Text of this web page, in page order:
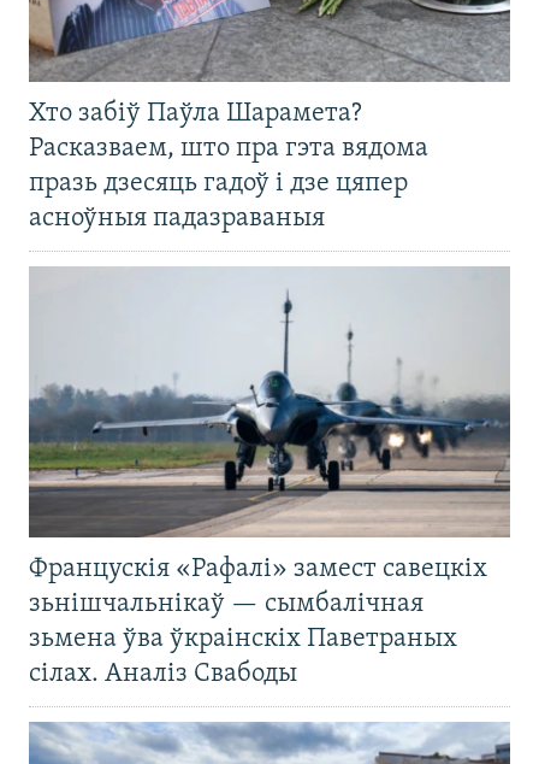
Хто забіў Паўла Шарамета?
Расказваем, што пра гэта вядома
празь дзесяць гадоў і дзе цяпер
асноўныя падазраваныя
Францускія «Рафалі» замест савецкіх
зьнішчальнікаў — сымбалічная
зьмена ўва ўкраінскіх Паветраных
сілах. Аналіз Свабоды